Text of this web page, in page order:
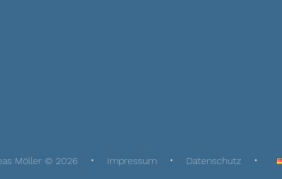
Möller © 2026 Impressum Datenschutz